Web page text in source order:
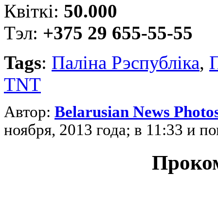
Квіткі: 50.000
Тэл: +375 29 655-55-55
Tags: Паліна Рэспубліка,
TNT
Автор: Belarusian News
ноября, 2013 года; в 11:33 и